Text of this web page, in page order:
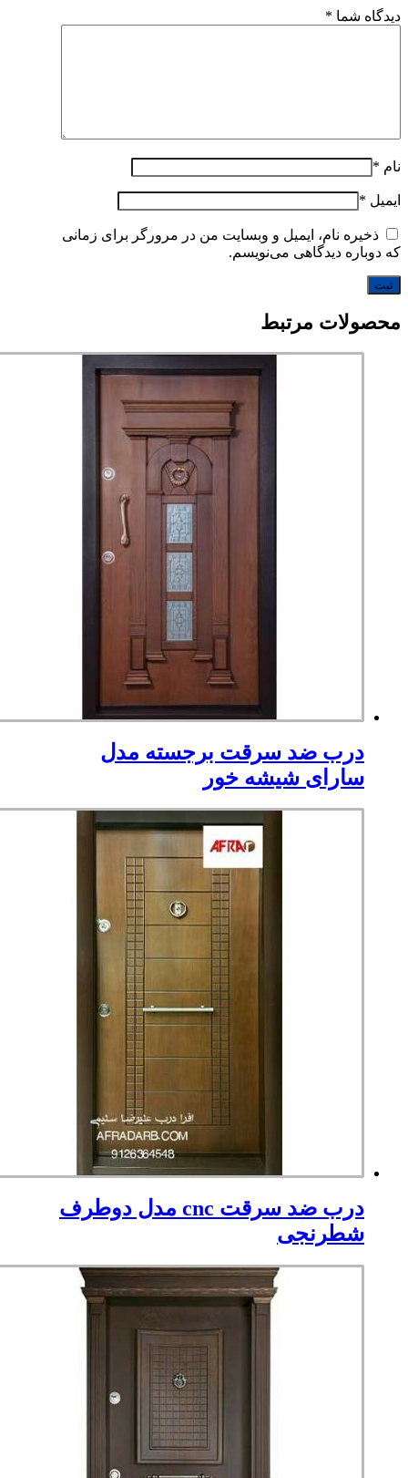
شما*
*
*
ذخیره نام، ایمیل و وبسایت من در مرورگر برای زمانی
دوباره دیدگاهی می‌نویسم.
مرتبط
درب ضد سرقت برجسته مدل
سارای شیشه خور
درب ضد سرقت cnc مدل دوطرف
شطرنجی